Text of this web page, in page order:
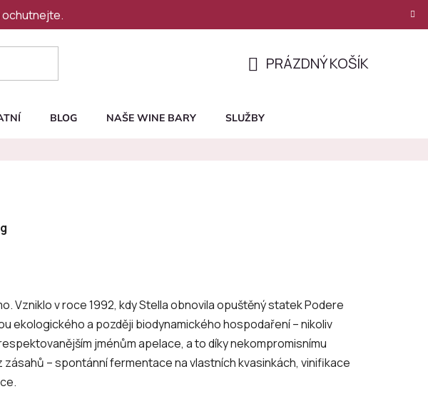
ochutnejte.
KOŠÍK
PRÁZDNÝ KOŠÍK
BLOG NAŠE WINE BARY SLUŽBY
Vzniklo v roce 1992, kdy Stella obnovila opuštěný statek Podere
ekologického a později biodynamického hospodaření – nikoliv
jménům apelace, a to díky nekompromisnímu
– spontánní fermentace na vlastních kvasinkách, vinifikace